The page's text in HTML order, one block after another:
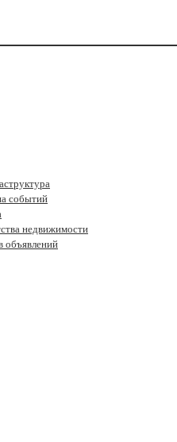
событий
недвижимости
объявлений